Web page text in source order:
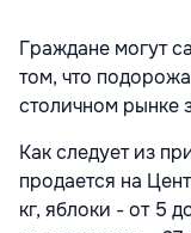
Граждане могут
том, что
столичном рынке
Как следует из
продается на
кг, яблоки - от 5